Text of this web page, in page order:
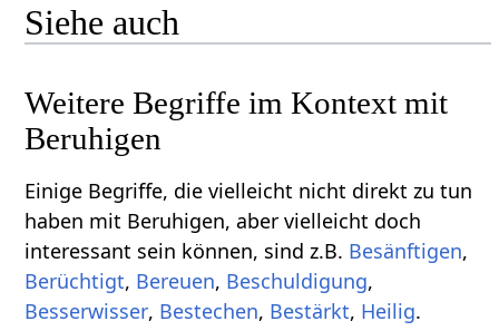
Siehe auch
Weitere Begriffe im Kontext mit
Einige Begriffe, die vielleicht nicht direkt zu tun
haben mit Beruhigen‏‎, aber vielleicht doch
interessant sein können, sind z.B.
,
, ,
,
, , , Heilig.